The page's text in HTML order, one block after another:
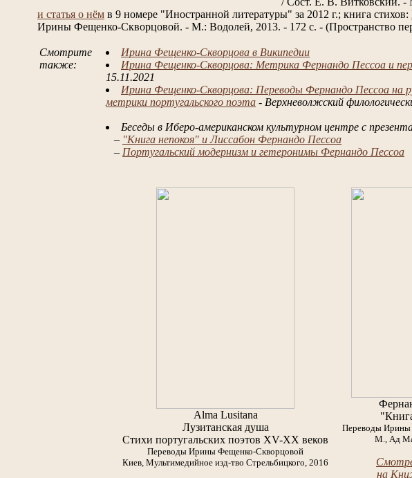
и статья о нём в 9 номере "Иностранной литературы" за 2012 г.; книга стихов:
Ирины Фещенко-Скворцовой. - М.: Водолей, 2013. - 172 с. - (Пространство
Смотрите
также:
Ирина Фещенко-Скворцова в Википедии
Ирина Фещенко-Скворцова: Метрика Фернандо Пессоа и
15.11.2021
Ирина Фещенко-Скворцова: Переводы Фернандо Пессоа на
метрики португальского поэта - Верхневолжский
Беседы в Иберо-американском культурном центре с
– "Книга непокоя" и Лиссабон Фернандо Пессоа
– Португальский модернизм и гетеронимы Фернандо Пессоа
Alma Lusitana
Лузитанская душа
Стихи португальских поэтов ХV-ХХ веков
Переводы Ирины Фещенко-Скворцовой
Киев, Мультимедийное изд-тво Стрельбицкого, 2016
Переводы Ирины
М., Ад
на